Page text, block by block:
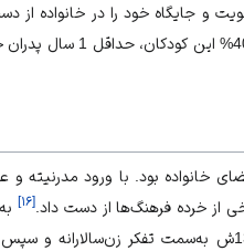
جایگاه خود را در خانواده از
برآوردها، 36% کودکان آمریکایی، جدا از
خانواده بود. با ورود مدرنیته
از خرده فرهنگ‌ها از دست داد.[۱۶]
جامعه ایران که تا دهۀ 1360ش، بر محور تفکر مردسالارانه بوده، در دهه